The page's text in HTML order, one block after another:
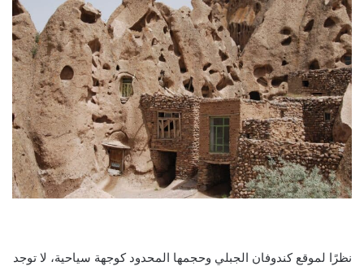
نظرًا لموقع كندوفان الجبلي وحجمها المحدود كوجهة سياحية، لا توجد